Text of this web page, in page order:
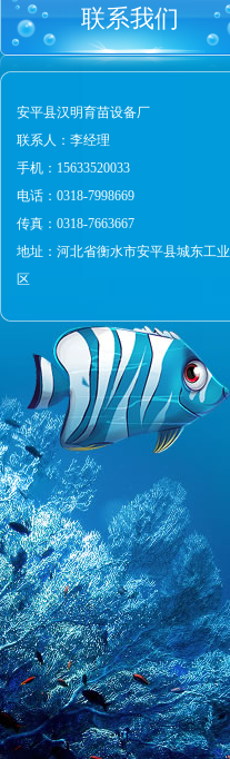
联系我们
安平县汉明育苗设备厂
联系人：李经理
手机：15633520033
电话：0318-7998669
传真：0318-7663667
地址：河北省衡水市安平县城东工业
区